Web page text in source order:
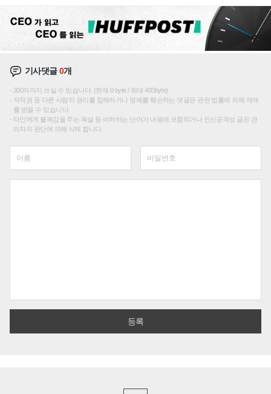
기사댓글0개
200자까지 쓰실 수 있습니다. (현재 0 byte / 최대 400byte)
저작권 등 다른 사람의 권리를 침해하거나 명예를 훼손하는 댓글은 관련 법률에 의해 제재
를 받을 수 있습니다.
타인에게 불쾌감을 주는 욕설 등 비하하는 단어가 내용에 포함되거나 인신공격성 글은 관
리자의 판단에 의해 삭제 합니다.